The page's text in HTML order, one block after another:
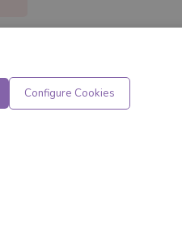
Configure Cookies